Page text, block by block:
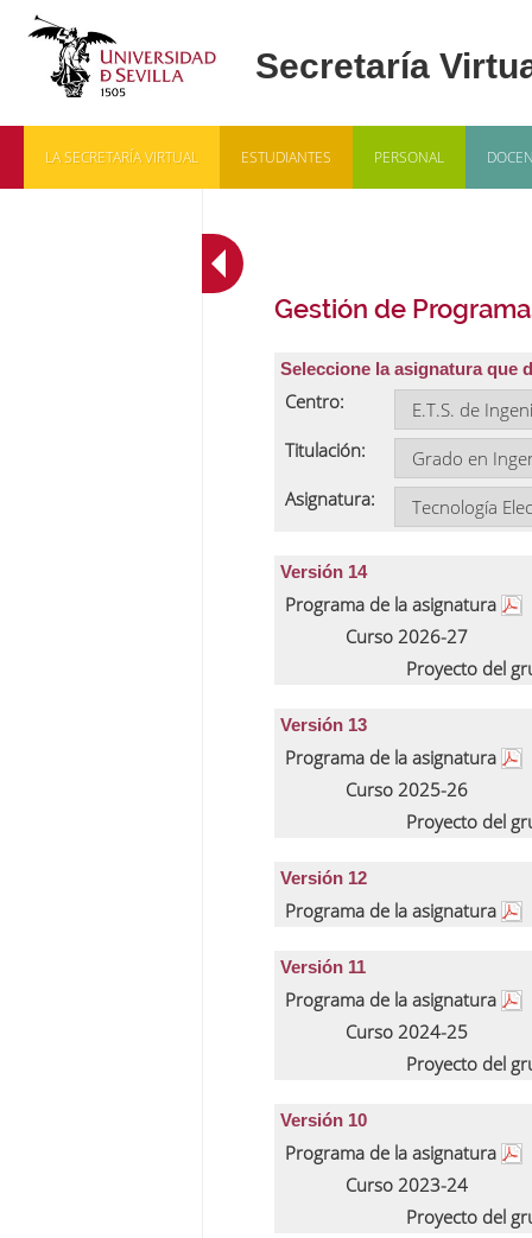
LA SECRETARÍA VIRTUAL ESTUDIANTES PERSONAL
Gestión de
Seleccione la asignatura que
Centro:
Titulación:
Asignatura:
Versión 14
Programa de la asignatura
Curso 2026-27
Proyecto del
Versión 13
Programa de la asignatura
Curso 2025-26
Proyecto del
Versión 12
Programa de la asignatura
Versión 11
Programa de la asignatura
Curso 2024-25
Proyecto del
Versión 10
Programa de la asignatura
Curso 2023-24
Proyecto del